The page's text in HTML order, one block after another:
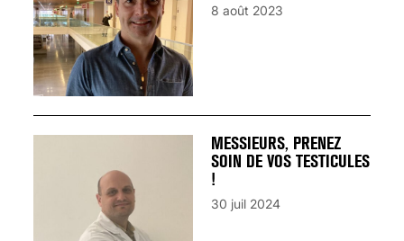
8 août 2023
MESSIEURS, PRENEZ
SOIN DE VOS TESTICULES
!
30 juil 2024